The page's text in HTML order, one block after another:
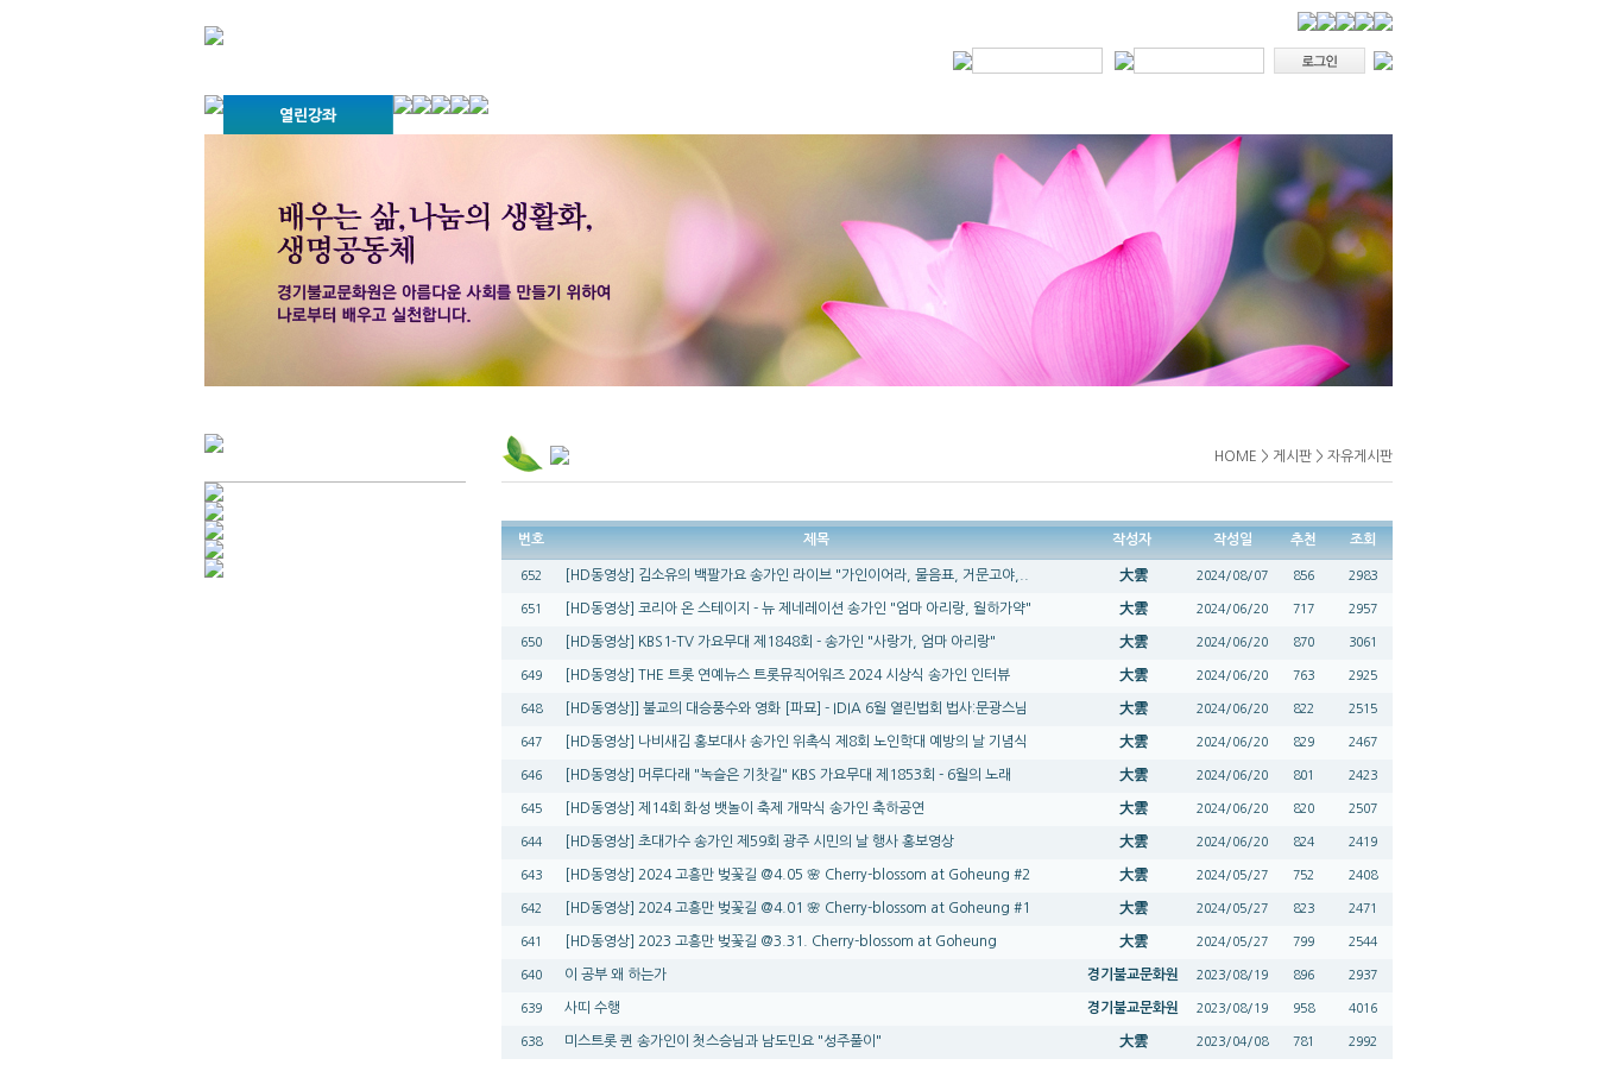
오늘의 일정
성지순례기
교계소식
자유게시판
HOME > 게시판 > 자유게시판
번호 제목 작성자 작성일 추천 조회
652 [HD동영상] 김소유의 백팔가요 송가인 라이브 "가인이어라, 물음표, 거문고야,.. 大雲 2024/08/07 856 2983
651 [HD동영상] 코리아 온 스테이지 - 뉴 제네레이션 송가인 "엄마 아리랑, 월하가약" 大雲 2024/06/20 717 2957
650 [HD동영상] KBS1-TV 가요무대 제1848회 - 송가인 "사랑가, 엄마 아리랑" 大雲 2024/06/20 870 3061
649 [HD동영상] THE 트롯 연예뉴스 트롯뮤직어워즈 2024 시상식 송가인 인터뷰 大雲 2024/06/20 763 2925
648 [HD동영상]] 불교의 대승풍수와 영화 [파묘] - IDIA 6월 열린법회 법사:문광스님 大雲 2024/06/20 822 2515
647 [HD동영상] 나비새김 홍보대사 송가인 위촉식 제8회 노인학대 예방의 날 기념식 大雲 2024/06/20 829 2467
646 [HD동영상] 머루다래 "녹슬은 기찻길" KBS 가요무대 제1853회 - 6월의 노래 大雲 2024/06/20 801 2423
645 [HD동영상] 제14회 화성 뱃놀이 축제 개막식 송가인 축하공연 大雲 2024/06/20 820 2507
644 [HD동영상] 초대가수 송가인 제59회 광주 시민의 날 행사 홍보영상 大雲 2024/06/20 824 2419
643 [HD동영상] 2024 고흥만 벚꽃길 @4.05 🌸 Cherry-blossom at Goheung #2 大雲 2024/05/27 752 2408
642 [HD동영상] 2024 고흥만 벚꽃길 @4.01 🌸 Cherry-blossom at Goheung #1 大雲 2024/05/27 823 2471
641 [HD동영상] 2023 고흥만 벚꽃길 @3.31. Cherry-blossom at Goheung 大雲 2024/05/27 799 2544
640 이 공부 왜 하는가 경기불교문화원 2023/08/19 896 2937
639 사띠 수행 경기불교문화원 2023/08/19 958 4016
638 미스트롯 퀸 송가인이 첫스승님과 남도민요 "성주풀이" 大雲 2023/04/08 781 2992